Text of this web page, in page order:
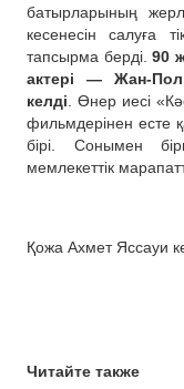
батырларының
кесенесін салуға
тапсырма берді. 90
актері — Жан-
келді . Өнер иесі
фильмдерінен есте
бірі. Сонымен
мемлекеттік
Қожа Ахмет Яссауи
Читайте также